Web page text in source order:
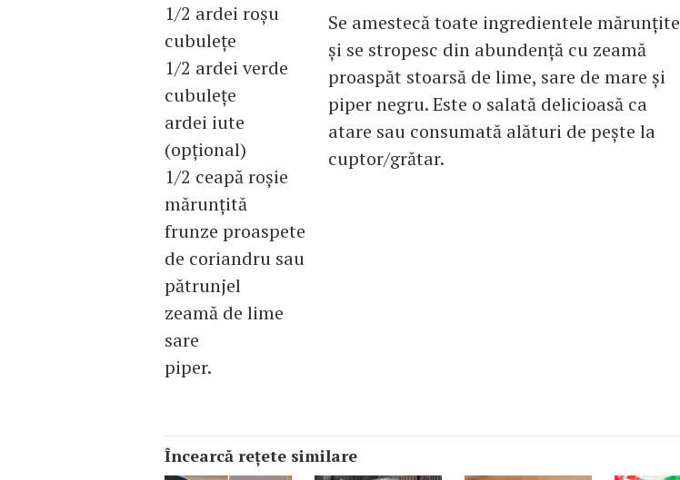
1/2 ardei roşu
cubuleţe
1/2 ardei verde
cubuleţe
ardei iute
(opţional)
1/2 ceapă roşie
mărunţită
frunze proaspete
de coriandru sau
pătrunjel
zeamă de lime
sare
piper.
Se amestecă toate ingredientele mărunţite
şi se stropesc din abundenţă cu zeamă
proaspăt stoarsă de lime, sare de mare şi
piper negru. Este o salată delicioasă ca
atare sau consumată alături de peşte la
cuptor/grătar.
Încearcă reţete similare